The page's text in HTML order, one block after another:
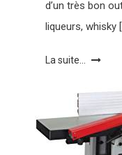
d’un très bon
liqueurs, whisky
La suite...